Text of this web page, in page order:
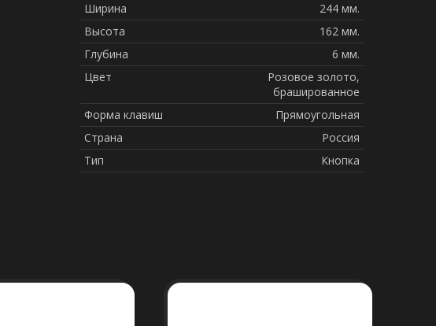
Ширина
244 мм.
Высота
162 мм.
Глубина
6 мм.
Цвет
Розовое золото,
брашированное
Форма клавиш
Прямоугольная
Страна
Россия
Тип
Кнопка